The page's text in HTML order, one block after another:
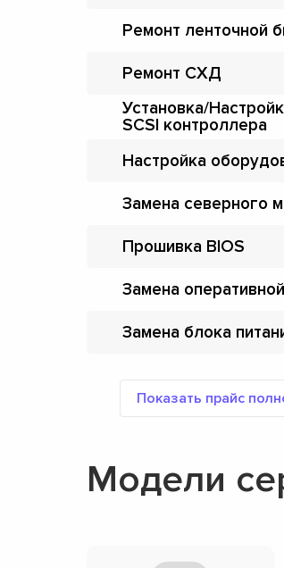
Ремонт ленточной
Ремонт СХД
Установка/
SCSI контроллера
Настройка
Замена северного
Прошивка BIOS
Замена
Замена блока
Показать прайс
Модели